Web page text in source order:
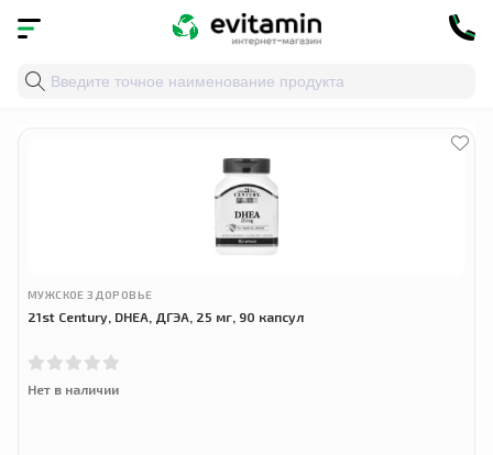
Главная » 21st century dhea
МУЖСКОЕ ЗДОРОВЬЕ
21st Century, DHEA, ДГЭА, 25 мг, 90 капсул
Нет в наличии